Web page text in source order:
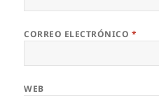
CORREO ELECTRÓNICO *
WEB